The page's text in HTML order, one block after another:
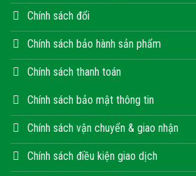
Chính sách đổi
Chính sách bảo hành sản phẩm
Chính sách thanh toán
Chính sách bảo mật thông tin
Chính sách vận chuyển & giao nhận
Chính sách điều kiện giao dịch